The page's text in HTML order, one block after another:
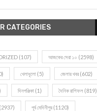
CATEGORIES
(107) আজকের সেরা ১০ (2598)
খেলাধূলো (5) জেলার খবর (602)
দিনপঞ্জিকা (1) দৈনিক রাশিফল (819)
(2937) পূর্ব মেদিনীপুর (1120)